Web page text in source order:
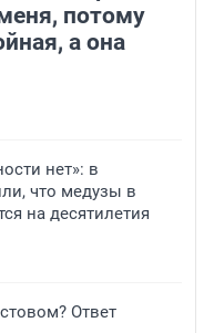
потому
а она
нет»: в
что медузы в
на десятилетия
Ответ